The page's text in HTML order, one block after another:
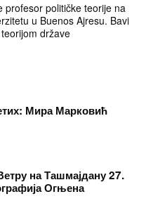
profesor političke teorije na
u Buenos Ajresu. Bavi
države
Мира Марковић
на Ташмајдану 27.
Огњена